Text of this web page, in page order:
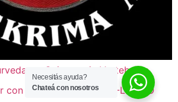
Quiropraxia Vertebralle
con el Cuerpo
KBOX -LATINO
Necesitás ayuda?
Chateá con nosotros